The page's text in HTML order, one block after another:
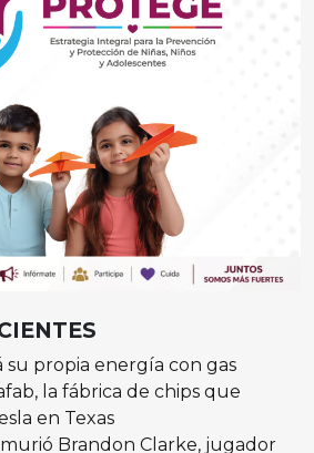
su propia energía con gas
la fábrica de chips que
en Texas
Brandon Clarke, jugador